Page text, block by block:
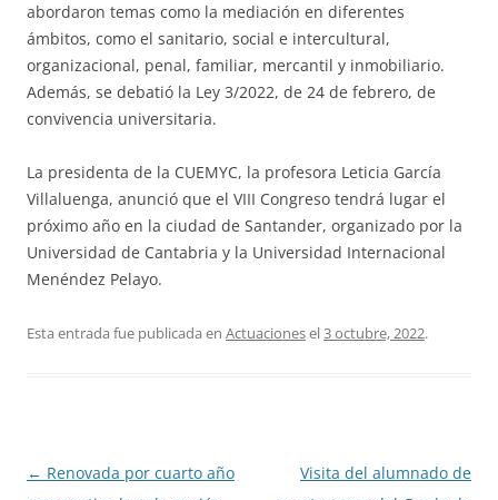
abordaron temas como la mediación en diferentes
ámbitos, como el sanitario, social e intercultural,
organizacional, penal, familiar, mercantil y inmobiliario.
Además, se debatió la Ley 3/2022, de 24 de febrero, de
convivencia universitaria.
La presidenta de la CUEMYC, la profesora Leticia García
Villaluenga, anunció que el VIII Congreso tendrá lugar el
próximo año en la ciudad de Santander, organizado por la
Universidad de Cantabria y la Universidad Internacional
Menéndez Pelayo.
Esta entrada fue publicada en Actuacionesel3 octubre, 2022.
Navegación
← Renovada por cuarto año
Visita del alumnado de